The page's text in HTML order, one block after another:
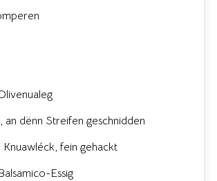
an dënn Streifen geschnidden
Knuawléck, fein gehackt
Essig